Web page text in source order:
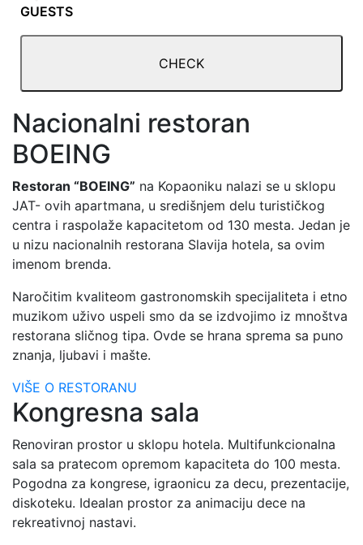
GUESTS
CHECK
Nacionalni restoran
BOEING
Restoran “BOEING” na Kopaoniku nalazi se u sklopu
JAT- ovih apartmana, u središnjem delu turističkog
centra i raspolaže kapacitetom od 130 mesta. Jedan je
u nizu nacionalnih restorana Slavija hotela, sa ovim
imenom brenda.
Naročitim kvaliteom gastronomskih specijaliteta i etno
muzikom uživo uspeli smo da se izdvojimo iz mnoštva
restorana sličnog tipa. Ovde se hrana sprema sa puno
znanja, ljubavi i mašte.
VIŠE O RESTORANU
Kongresna sala
Renoviran prostor u sklopu hotela. Multifunkcionalna
sala sa pratecom opremom kapaciteta do 100 mesta.
Pogodna za kongrese, igraonicu za decu, prezentacije,
diskoteku. Idealan prostor za animaciju dece na
rekreativnoj nastavi.